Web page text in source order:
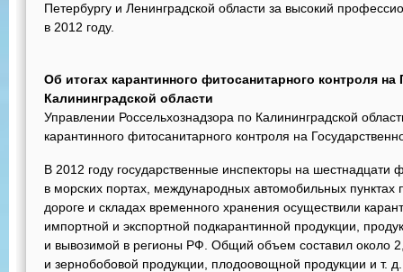
Петербургу и Ленинградской области за высокий
в 2012 году.
Об итогах карантинного фитосанитарного контроля
Калининградской области
Управлении Россельхознадзора по Калининградской
карантинного фитосанитарного контроля на
В 2012 году государственные инспекторы на шестнадцати
в морских портах, международных автомобильных пунктах
дороге и складах временного хранения осуществили
импортной и экспортной подкарантинной продукции,
и вывозимой в регионы РФ. Общий объем составил около
и зернобобовой продукции, плодоовощной продукции и т.